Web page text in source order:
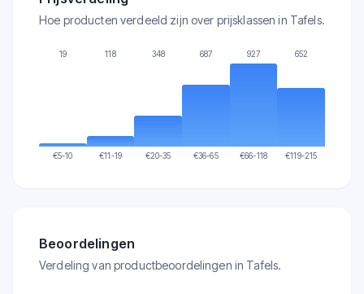
Hoe producten verdeeld zijn over prijsklassen in Tafels.
19
€5-10
118
€11-19
348
€20-35
687
€36-65
927
€66-118
652
€119-215
Beoordelingen
Verdeling van productbeoordelingen in Tafels.